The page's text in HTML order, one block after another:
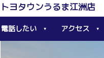
トヨタウンうるま江洲店
電話したい アクセス